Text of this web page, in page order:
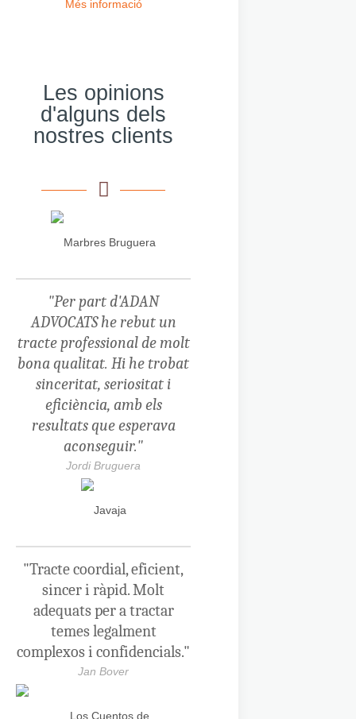
Més informació
Les opinions
d'alguns dels
nostres clients
"Per part d'ADAN
ADVOCATS he rebut un
tracte professional de molt
bona qualitat. Hi he trobat
sinceritat, seriositat i
eficiència, amb els
resultats que esperava
aconseguir."
Jordi Bruguera
"Tracte coordial, eficient,
sincer i ràpid. Molt
adequats per a tractar
temes legalment
complexos i confidencials."
Jan Bover